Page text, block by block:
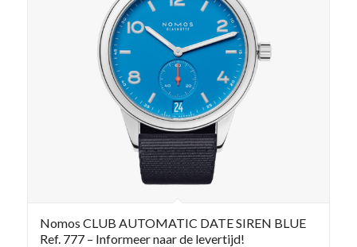
Nomos CLUB AUTOMATIC DATE SIREN BLUE
Ref. 777 – Informeer naar de levertijd!